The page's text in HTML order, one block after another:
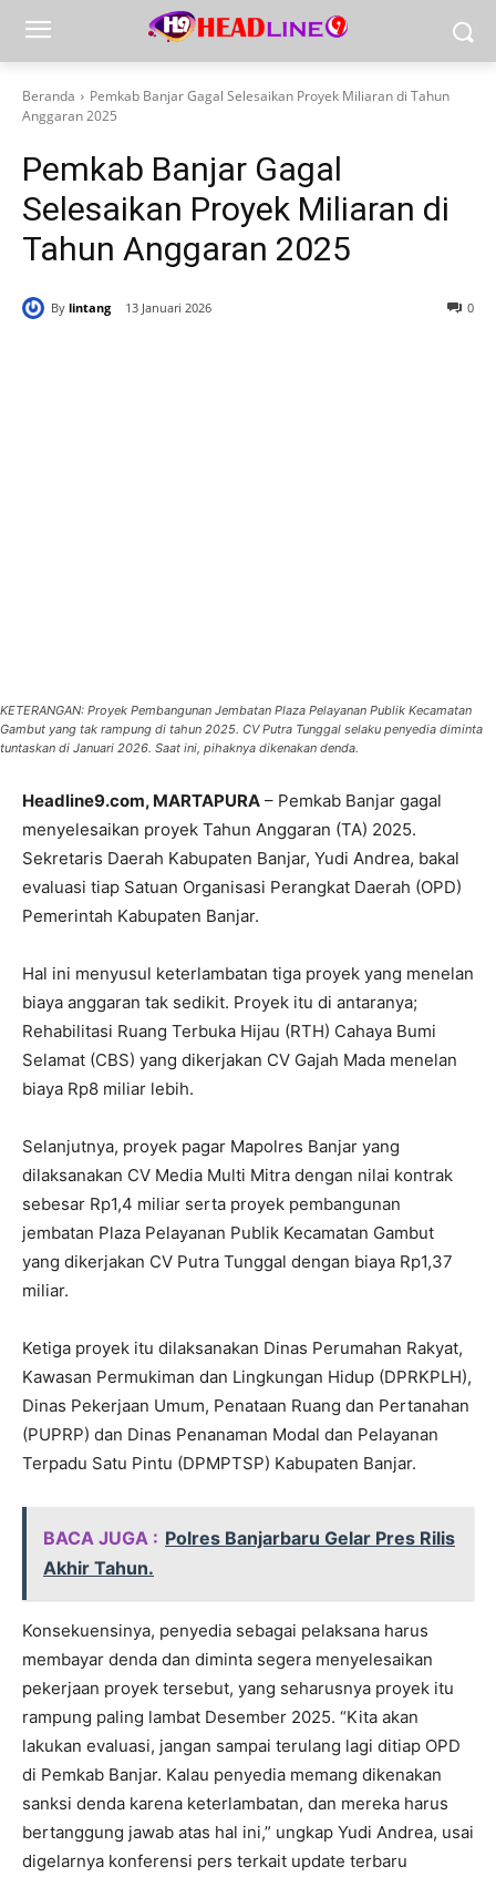
Beranda
Pemkab Banjar Gagal Selesaikan Proyek Miliaran di Tahun
Anggaran 2025
Pemkab Banjar Gagal
Selesaikan Proyek Miliaran di
Tahun Anggaran 2025
By lintang 13 Januari 2026 0
KETERANGAN: Proyek Pembangunan Jembatan Plaza Pelayanan Publik Kecamatan
Gambut yang tak rampung di tahun 2025. CV Putra Tunggal selaku penyedia diminta
tuntaskan di Januari 2026. Saat ini, pihaknya dikenakan denda.
Headline9.com, MARTAPURA – Pemkab Banjar gagal
menyelesaikan proyek Tahun Anggaran (TA) 2025.
Sekretaris Daerah Kabupaten Banjar, Yudi Andrea, bakal
evaluasi tiap Satuan Organisasi Perangkat Daerah (OPD)
Pemerintah Kabupaten Banjar.
Hal ini menyusul keterlambatan tiga proyek yang menelan
biaya anggaran tak sedikit. Proyek itu di antaranya;
Rehabilitasi Ruang Terbuka Hijau (RTH) Cahaya Bumi
Selamat (CBS) yang dikerjakan CV Gajah Mada menelan
biaya Rp8 miliar lebih.
Selanjutnya, proyek pagar Mapolres Banjar yang
dilaksanakan CV Media Multi Mitra dengan nilai kontrak
sebesar Rp1,4 miliar serta proyek pembangunan
jembatan Plaza Pelayanan Publik Kecamatan Gambut
yang dikerjakan CV Putra Tunggal dengan biaya Rp1,37
miliar.
Ketiga proyek itu dilaksanakan Dinas Perumahan Rakyat,
Kawasan Permukiman dan Lingkungan Hidup (DPRKPLH),
Dinas Pekerjaan Umum, Penataan Ruang dan Pertanahan
(PUPRP) dan Dinas Penanaman Modal dan Pelayanan
Terpadu Satu Pintu (DPMPTSP) Kabupaten Banjar.
BACA JUGA : Polres Banjarbaru Gelar Pres Rilis
Akhir Tahun.
Konsekuensinya, penyedia sebagai pelaksana harus
membayar denda dan diminta segera menyelesaikan
pekerjaan proyek tersebut, yang seharusnya proyek itu
rampung paling lambat Desember 2025. “Kita akan
lakukan evaluasi, jangan sampai terulang lagi ditiap OPD
di Pemkab Banjar. Kalau penyedia memang dikenakan
sanksi denda karena keterlambatan, dan mereka harus
bertanggung jawab atas hal ini,” ungkap Yudi Andrea, usai
digelarnya konferensi pers terkait update terbaru